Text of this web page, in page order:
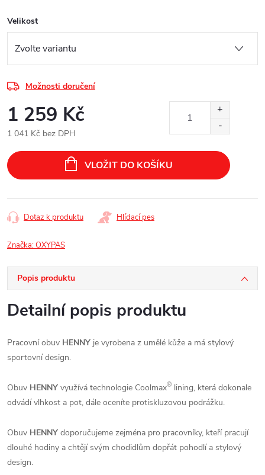
Velikost
Možnosti doručení
1 259 Kč
1 041 Kč bez DPH
cena:
VLOŽIT DO KOŠÍKU
Dotaz k produktu Hlídací pes
Značka:OXYPAS
Popis produktu
Detailní popis produktu
Pracovní obuv HENNY je vyrobena z umělé kůže a má stylový
sportovní design.
Obuv HENNY využívá technologie Coolmax® lining, která dokonale
odvádí vlhkost a pot, dále oceníte protiskluzovou podrážku.
Obuv HENNY doporučujeme zejména pro pracovníky, kteří pracují
dlouhé hodiny a chtějí svým chodidlům dopřát pohodlí a stylový
design.